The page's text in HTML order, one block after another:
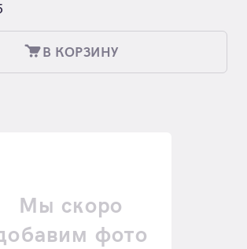
В КОРЗИНУ
Мы скоро
фото